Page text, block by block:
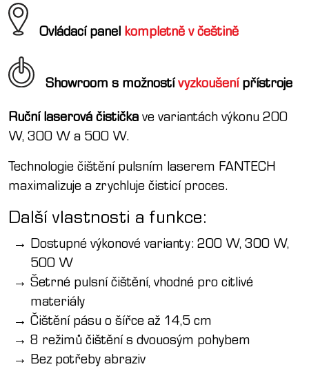
Ovládací panel kompletně v češtině
Showroom s možnostívyzkoušenípřístroje
Ruční laserová čistička ve variantách výkonu 200
W, 300 W a 500 W.
Technologie čištění pulsním laserem FANTECH
maximalizuje a zrychluje čisticí proces.
Další vlastnosti a funkce:
Dostupné výkonové varianty: 200 W, 300 W,
500 W
Šetrné pulsní čištění, vhodné pro citlivé
materiály
Čištění pásu o šířce až 14,5 cm
8 režimů čištění s dvouosým pohybem
Bez potřeby abraziv